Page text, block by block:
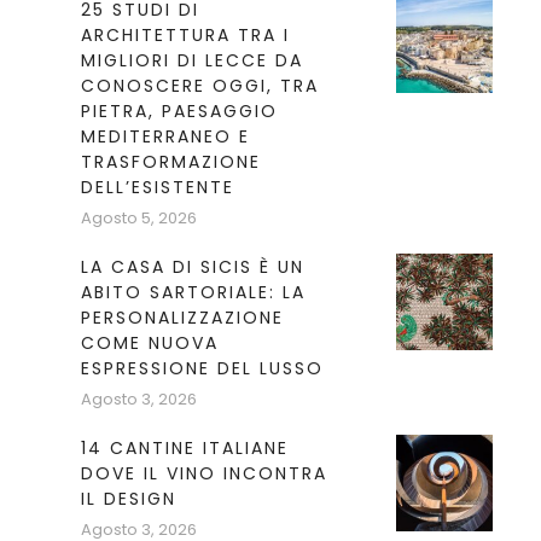
25 STUDI DI
ARCHITETTURA TRA I
MIGLIORI DI LECCE DA
CONOSCERE OGGI, TRA
PIETRA, PAESAGGIO
MEDITERRANEO E
TRASFORMAZIONE
DELL’ESISTENTE
Agosto 5, 2026
LA CASA DI SICIS È UN
ABITO SARTORIALE: LA
PERSONALIZZAZIONE
COME NUOVA
ESPRESSIONE DEL LUSSO
Agosto 3, 2026
14 CANTINE ITALIANE
DOVE IL VINO INCONTRA
IL DESIGN
Agosto 3, 2026